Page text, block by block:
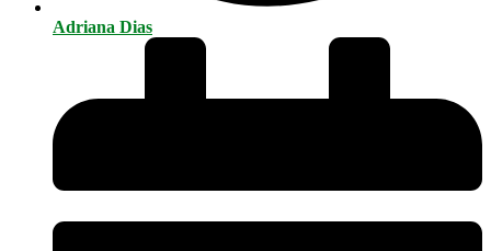
Adriana Dias